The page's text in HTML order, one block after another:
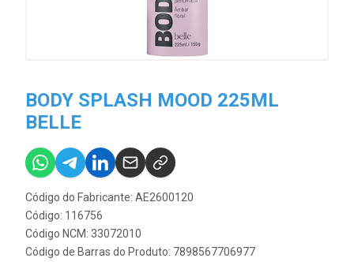
BODY SPLASH MOOD 225ML
BELLE
Código do Fabricante: AE2600120
Código: 116756
Código NCM: 33072010
Código de Barras do Produto: 7898567706977